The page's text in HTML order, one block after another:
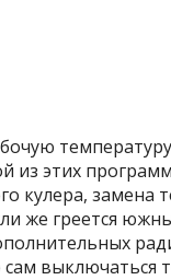
из этих
кулера,
же греется
выключаться